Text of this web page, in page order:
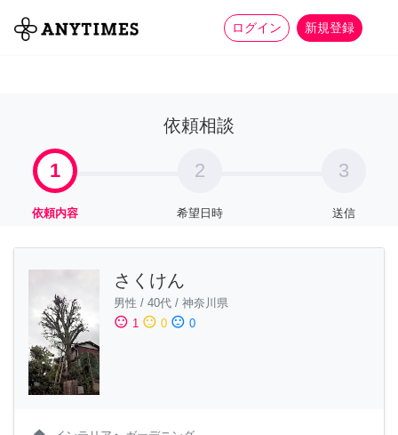
ログイン 新規登録
全て 家事 more_horiz
依頼相談
1
依頼内容
2
希望日時
3
送信
さくけん
男性 / 40代 / 神奈川県
sentiment_satisfied 1 sentiment_neutral 0 sentiment_dissatisfied 0